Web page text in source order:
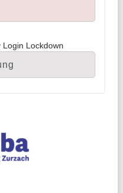
Login Lockdown